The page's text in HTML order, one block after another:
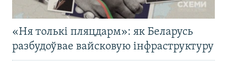
«Ня толькі пляцдарм»: як Беларусь
разбудоўвае вайсковую інфраструктуру